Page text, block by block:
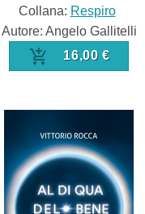
Collana: Respiro
Autore: Angelo Gallitelli
16,00 €